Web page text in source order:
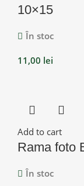
10×15
În stoc
11,00 lei
Add to cart
Rama foto
În stoc